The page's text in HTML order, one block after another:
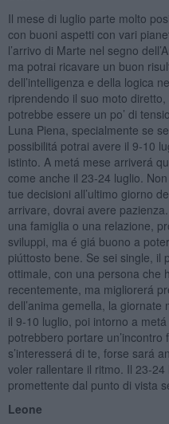
Il mese di luglio parte molto
con buoni aspetti con vari
l’arrivo di Marte nel segno
ma potrai ricavare un buon
dell’intelligenza e della logica
riprendendo il suo moto
potrebbe essere un po’ di
Luna Piena, specialmente se
possibilitá potrai avere il 9-10
istinto. A metá mese arriverá
come anche il 23-24 luglio.
tue decisioni all’ultimo giorno
arrivare, dovrai avere
una famiglia o una relazione,
sviluppi, ma é giá buono a
piúttosto bene. Se sei single, il
ottimale, con una persona che
recentemente, ma migliorerá
dell’anima gemella, la giornate
il 9-10 luglio, poi intorno a
potrebbero portare
s’interesserá di te, forse sará
voler rallentare il ritmo. Il 23-
promettente dal punto di vista
Leone